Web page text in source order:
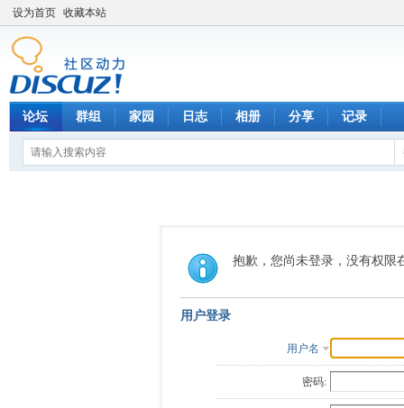
设为首页 收藏本站
论坛 群组 家园 日志 相册 分享 记录
抱歉，您尚未登录，没有权限
用户登录
用户名
密码: